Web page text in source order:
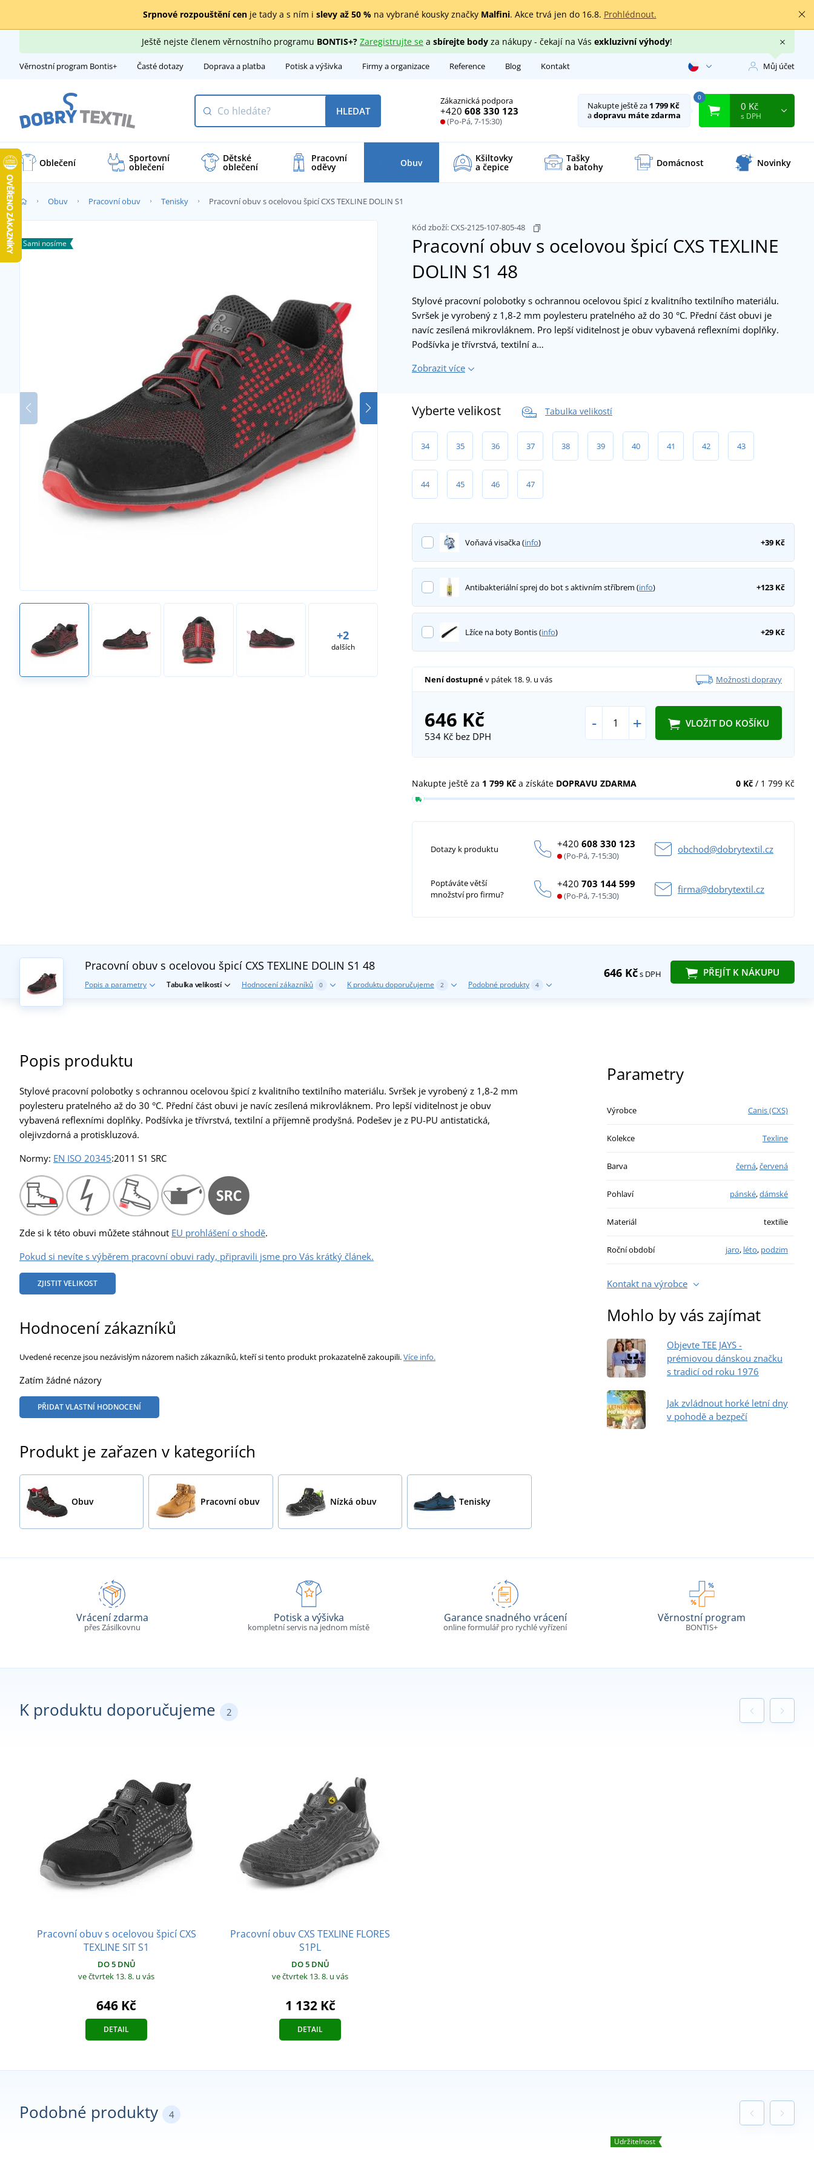
Srpnové rozpouštění cenje tady a s ním i slevy až 50 %na vybrané kousky značky Malfini. Akce trvá jen do 16.8. Prohlédnout.
Ještě nejste členem věrnostního programu BONTIS+? Zaregistrujte sea sbírejte bodyza nákupy - čekají na Vás exkluzivní výhody!
Věrnostní program Bontis+ Časté dotazy Doprava a platba Potisk a výšivka Firmy a organizace Reference Blog Kontakt Můj účet
Zákaznická podpora
+420 608 330 123
(Po-Pá, 7-15:30)
HLEDAT Nakupte ještě za 1 799 Kč
adopravu máte zdarma
0
0 Kč
s DPH
Oblečení Sportovní
oblečení
Dětské
oblečení
Pracovní
oděvy Obuv Kšiltovky
a čepice
Tašky
a batohy Domácnost Novinky
Obuv Pracovní obuv Tenisky Pracovní obuv s ocelovou špicí CXS TEXLINE DOLIN S1
Kód zboží:CXS-2125-107-805-48
Pracovní obuv s ocelovou špicí CXS TEXLINE
DOLIN S1 48
+2
dalších
Sami nosíme
Stylové pracovní polobotky s ochrannou ocelovou špicí z kvalitního textilního materiálu.
Svršek je vyrobený z 1,8-2 mm poylesteru pratelného až do 30 °C. Přední část obuvi je
navíc zesílená mikrovláknem. Pro lepší viditelnost je obuv vybavená reflexními doplňky.
Podšívka je třívrstvá, textilní a…
Zobrazit více
Vyberte velikost Tabulka velikostí
34 35 36 37 38 39 40 41 42 43
44 45 46 47
Voňavá visačka (info) +39 Kč
Antibakteriální sprej do bot s aktivním stříbrem (info) +123 Kč
Lžíce na boty Bontis (info) +29 Kč
Není dostupnév pátek 18. 9. u vás Možnosti dopravy
646 Kč
534 Kčbez DPH
- + VLOŽIT DO KOŠÍKU
0 Kč/ 1 799 Kč
Nakupte ještě za 1 799 Kč a získáte DOPRAVU ZDARMA
Dotazy k produktu +420608 330 123
(Po-Pá, 7-15:30)
obchod@dobrytextil.cz
Poptáváte větší
množství pro firmu?
+420703 144 599
(Po-Pá, 7-15:30)
firma@dobrytextil.cz
646 Kčs DPH PŘEJÍT K NÁKUPU
Pracovní obuv s ocelovou špicí CXS TEXLINE DOLIN S1 48
Popis a parametry Tabulka velikostí Hodnocení zákazníků 0 K produktu doporučujeme 2 Podobné produkty 4
Popis produktu
Stylové pracovní polobotky s ochrannou ocelovou špicí z kvalitního textilního materiálu. Svršek je vyrobený z 1,8-2 mm
poylesteru pratelného až do 30 °C. Přední část obuvi je navíc zesílená mikrovláknem. Pro lepší viditelnost je obuv
vybavená reflexními doplňky. Podšívka je třívrstvá, textilní a příjemně prodyšná. Podešev je z PU-PU antistatická,
olejivzdorná a protiskluzová.
Normy: EN ISO 20345:2011 S1 SRC
Zde si k této obuvi můžete stáhnout EU prohlášení o shodě.
Pokud si nevíte s výběrem pracovní obuvi rady, připravili jsme pro Vás krátký článek.
ZJISTIT VELIKOST
Hodnocení zákazníků
Uvedené recenze jsou nezávislým názorem našich zákazníků, kteří si tento produkt prokazatelně zakoupili.Více info.
Zatím žádné názory
PŘIDAT VLASTNÍ HODNOCENÍ
Produkt je zařazen v kategoriích
Obuv Pracovní obuv Nízká obuv Tenisky
Parametry
Výrobce Canis (CXS)
Kolekce Texline
Barva černá,červená
Pohlaví pánské,dámské
Materiál textilie
Roční období jaro, léto, podzim
Kontakt na výrobce
Mohlo by vás zajímat
Objevte TEE JAYS -
prémiovou dánskou značku
s tradicí od roku 1976
Jak zvládnout horké letní dny
v pohodě a bezpečí
Vrácení zdarma
přes Zásilkovnu
Potisk a výšivka
kompletní servis na jednom místě
Garance snadného vrácení
online formulář pro rychlé vyřízení
Věrnostní program
BONTIS+
K produktu doporučujeme 2
Pracovní obuv s ocelovou špicí CXS
TEXLINE SIT S1
DO 5 DNŮ
ve čtvrtek 13. 8. u vás
646 Kč
DETAIL
Pracovní obuv CXS TEXLINE FLORES
S1PL
DO 5 DNŮ
ve čtvrtek 13. 8. u vás
1 132 Kč
DETAIL
Podobné produkty 4
Udržitelnost